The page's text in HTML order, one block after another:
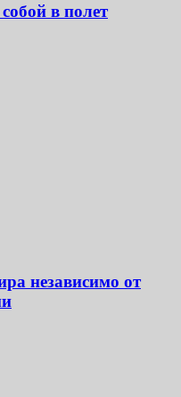
в полет
независимо от